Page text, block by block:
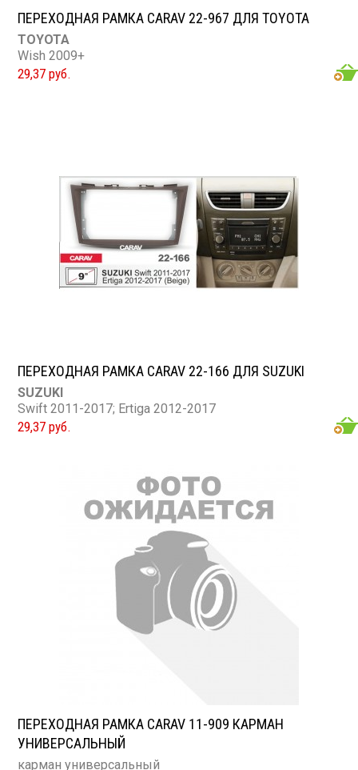
ПЕРЕХОДНАЯ РАМКА CARAV 22-967 ДЛЯ TOYOTA
TOYOTA
Wish 2009+
29,37 руб.
ПЕРЕХОДНАЯ РАМКА CARAV 22-166 ДЛЯ SUZUKI
SUZUKI
Swift 2011-2017; Ertiga 2012-2017
29,37 руб.
ПЕРЕХОДНАЯ РАМКА CARAV 11-909 КАРМАН
УНИВЕРСАЛЬНЫЙ
карман универсальный